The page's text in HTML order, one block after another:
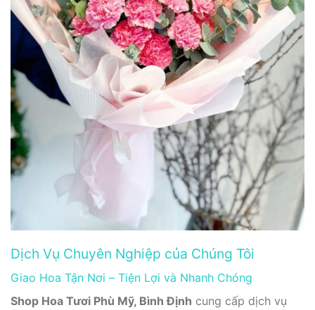
Dịch Vụ Chuyên Nghiệp của Chúng Tôi
Giao Hoa Tận Nơi – Tiện Lợi và Nhanh Chóng
Shop Hoa Tươi Phù Mỹ, Bình Định cung cấp dịch vụ